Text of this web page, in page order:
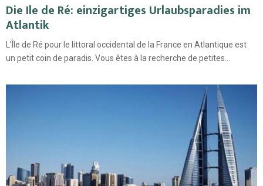
Die Ile de Ré: einzigartiges Urlaubsparadies im
Atlantik
L’Île de Ré pour le littoral occidental de la France en Atlantique est
un petit coin de paradis. Vous êtes à la recherche de petites...